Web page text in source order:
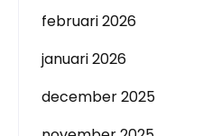
februari 2026
januari 2026
december 2025